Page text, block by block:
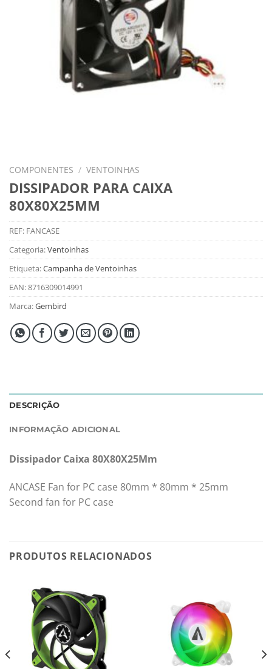
COMPONENTES / VENTOINHAS
DISSIPADOR PARA CAIXA
80X80X25MM
REF: FANCASE
Categoria:Ventoinhas
Etiqueta:Campanha de Ventoinhas
EAN:8716309014991
Marca:Gembird
DESCRIÇÃO
INFORMAÇÃO ADICIONAL
Dissipador Caixa 80X80X25Mm
ANCASE Fan for PC case 80mm * 80mm * 25mm
Second fan for PC case
PRODUTOS RELACIONADOS